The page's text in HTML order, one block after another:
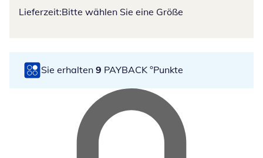
Lieferzeit:Bitte wählen Sie eine Größe
Sie erhalten 9 PAYBACK °Punkte